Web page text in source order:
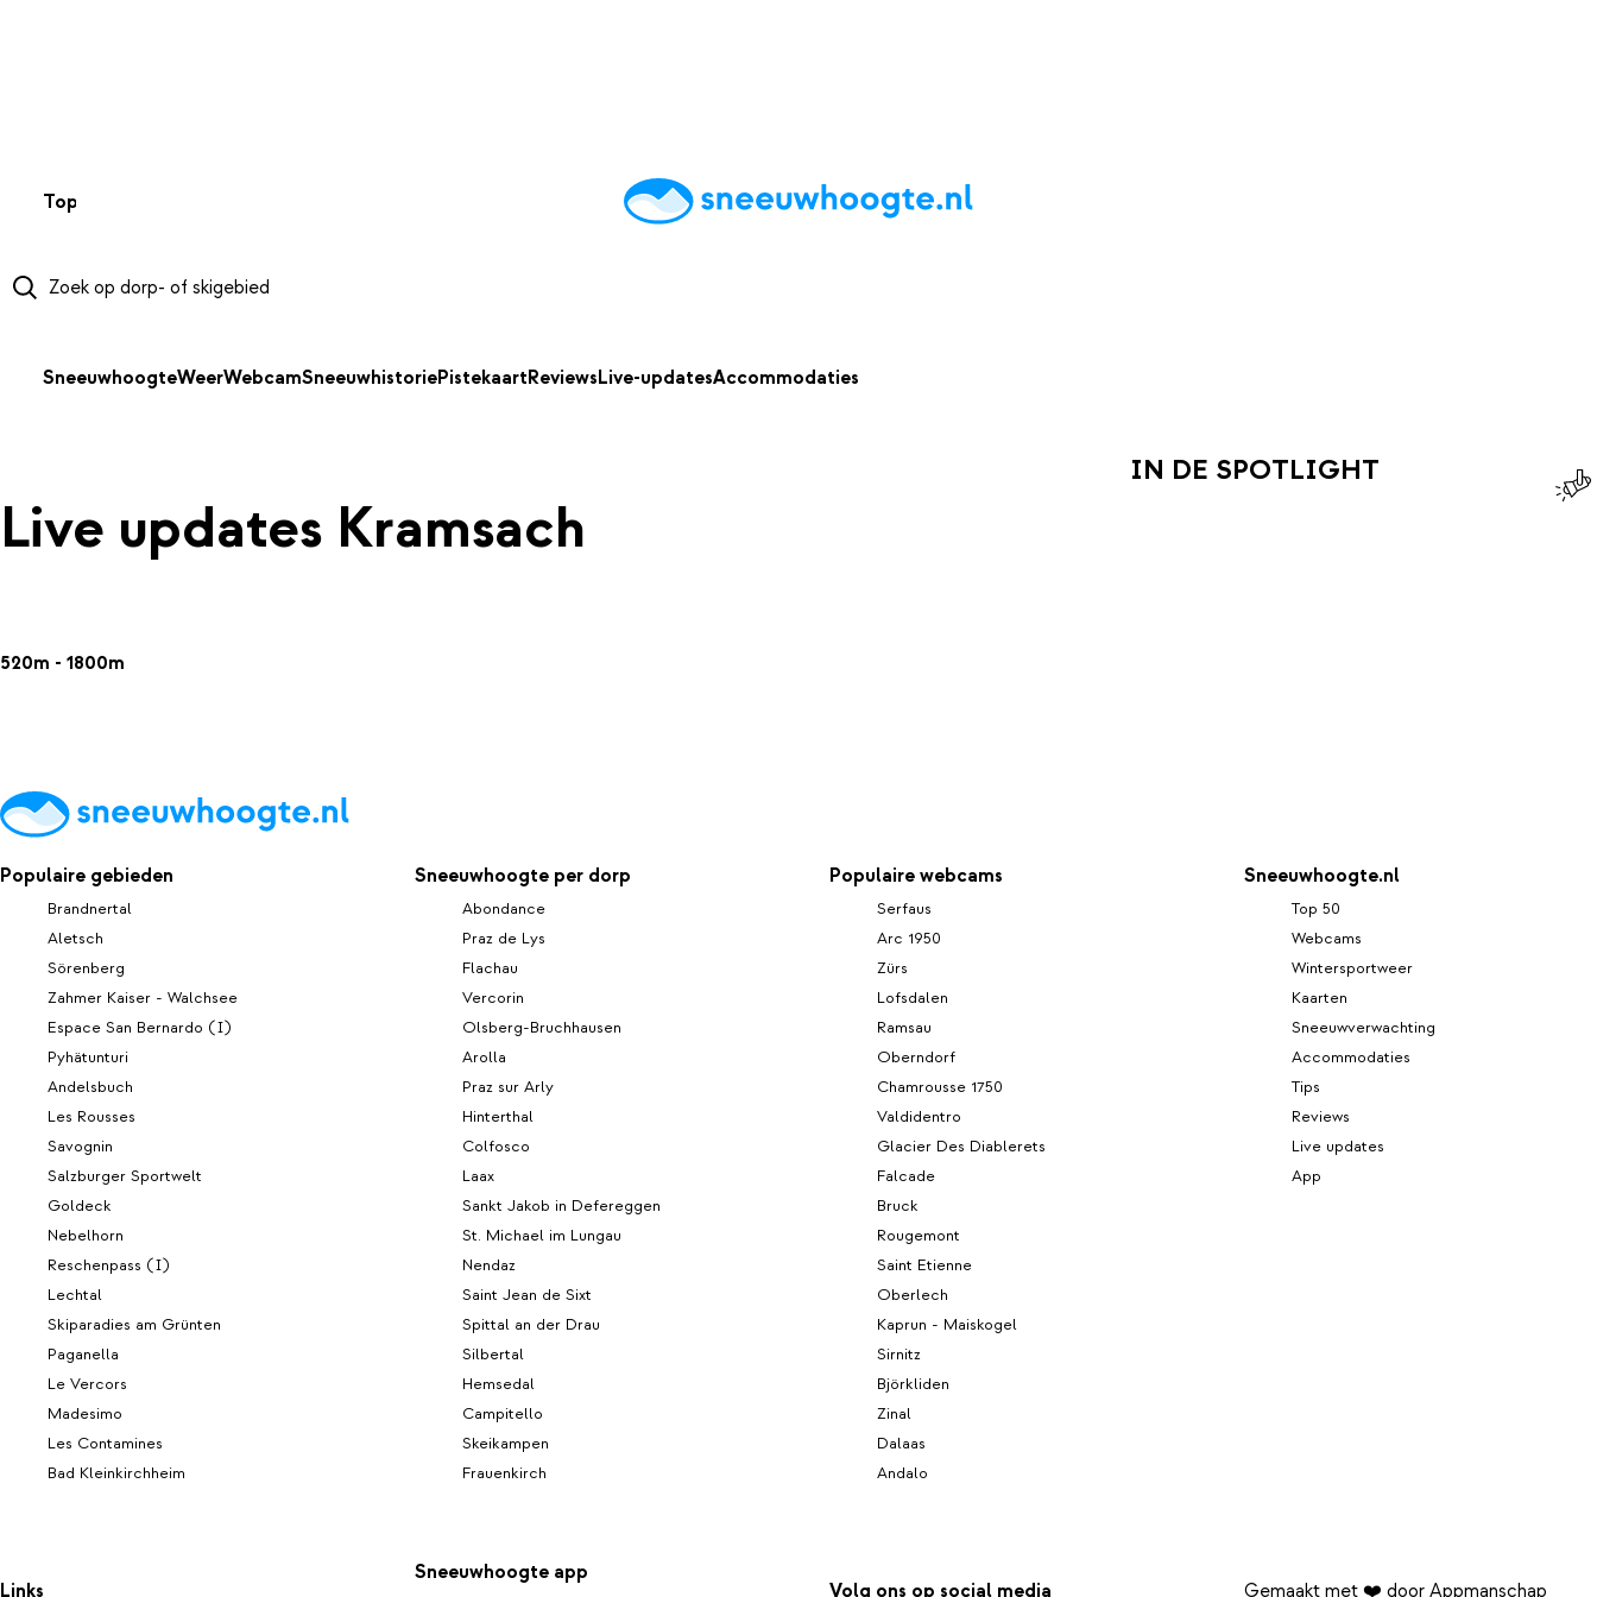
Top 50 AccommodatiesTipsReviewsLive updatesApp
SneeuwhoogteWeerWebcamSneeuwhistoriePistekaartReviewsLive-updatesAccommodaties
Live updates Kramsach
520m - 1800m
IN DE SPOTLIGHT
Populaire gebieden
Brandnertal
Aletsch
Sörenberg
Zahmer Kaiser - Walchsee
Espace San Bernardo (I)
Pyhätunturi
Andelsbuch
Les Rousses
Savognin
Salzburger Sportwelt
Goldeck
Nebelhorn
Reschenpass (I)
Lechtal
Skiparadies am Grünten
Paganella
Le Vercors
Madesimo
Les Contamines
Bad Kleinkirchheim
Sneeuwhoogte per dorp
Abondance
Praz de Lys
Flachau
Vercorin
Olsberg-Bruchhausen
Arolla
Praz sur Arly
Hinterthal
Colfosco
Laax
Sankt Jakob in Defereggen
St. Michael im Lungau
Nendaz
Saint Jean de Sixt
Spittal an der Drau
Silbertal
Hemsedal
Campitello
Skeikampen
Frauenkirch
Populaire webcams
Serfaus
Arc 1950
Zürs
Lofsdalen
Ramsau
Oberndorf
Chamrousse 1750
Valdidentro
Glacier Des Diablerets
Falcade
Bruck
Rougemont
Saint Etienne
Oberlech
Kaprun - Maiskogel
Sirnitz
Björkliden
Zinal
Dalaas
Andalo
Sneeuwhoogte.nl
Top 50
Webcams
Wintersportweer
Kaarten
Sneeuwverwachting
Accommodaties
Tips
Reviews
Live updates
App
Links
Sneeuwhoogte app
Volg ons op social media Gemaakt met ❤️ door Appmanschap